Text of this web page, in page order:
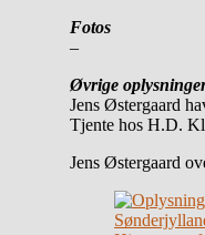
Fotos
–
Øvrige
Jens Østergaard
Tjente hos H.D.
Jens Østergaard